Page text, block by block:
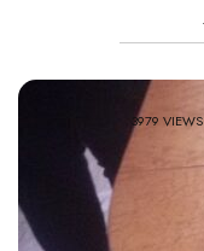
3979 VIEWS